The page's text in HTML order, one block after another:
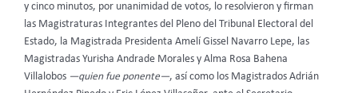
y cinco minutos, por unanimidad de votos, lo resolvieron y firman
las Magistraturas Integrantes del Pleno del Tribunal Electoral del
Estado, la Magistrada Presidenta Amelí Gissel Navarro Lepe, las
Magistradas Yurisha Andrade Morales y Alma Rosa Bahena
Villalobos —quien fue ponente—, así como los Magistrados Adrián